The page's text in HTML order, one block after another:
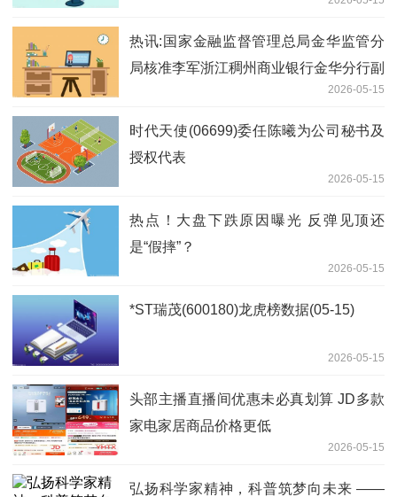
热讯:国家金融监督管理总局金华监管分
局核准李军浙江稠州商业银行金华分行副
2026-05-15
时代天使(06699)委任陈曦为公司秘书及
授权代表
2026-05-15
热点！大盘下跌原因曝光 反弹见顶还
是“假摔”？
2026-05-15
*ST瑞茂(600180)龙虎榜数据(05-15)
2026-05-15
头部主播直播间优惠未必真划算 JD多款
家电家居商品价格更低
2026-05-15
弘扬科学家精神，科普筑梦向未来 ——